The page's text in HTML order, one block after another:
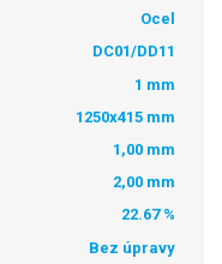
Ocel
DC01/DD11
1 mm
1250x415 mm
1,00 mm
2,00 mm
22.67 %
Bez úpravy